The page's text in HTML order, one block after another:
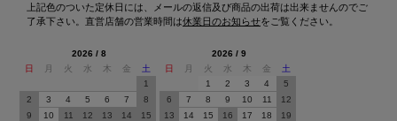
上記色のついた定休日には、メールの返信及び商品の出荷は出来ませんのでご
了承下さい。直営店舗の営業時間は休業日のお知らせをご覧ください。
2026 / 8
日
月 火 水 木 金
土
1
2
3 4 5 6 7
8
9
10 11 12 13 14
15
2026 / 9
日
月 火 水 木 金
土
1
2 3 4
5
6
7 8 9 10 11
12
13
14 15 16 17 18
19